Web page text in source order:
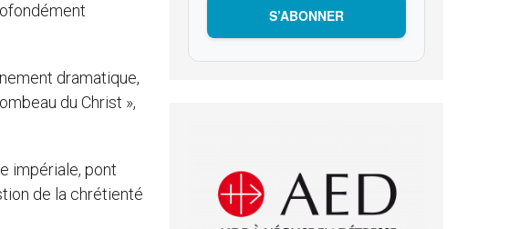
dramatique,
du Christ »,
impériale, pont
de la chrétienté
S’ABONNER